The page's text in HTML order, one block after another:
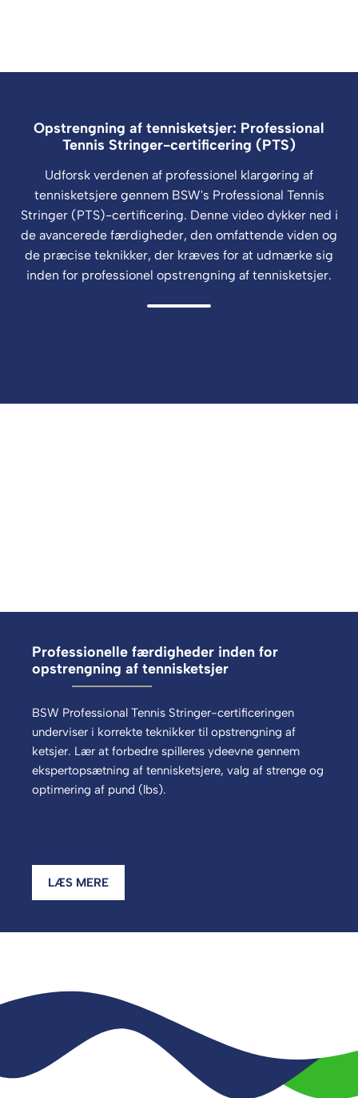
Opstrengning af tennisketsjer: Professional
Tennis Stringer-certificering (PTS)
Udforsk verdenen af professionel klargøring af
tennisketsjere gennem BSW's Professional Tennis
Stringer (PTS)-certificering. Denne video dykker ned i
de avancerede færdigheder, den omfattende viden og
de præcise teknikker, der kræves for at udmærke sig
inden for professionel opstrengning af tennisketsjer.
Professionelle færdigheder inden for
opstrengning af tennisketsjer
BSW Professional Tennis Stringer-certificeringen
underviser i korrekte teknikker til opstrengning af
ketsjer. Lær at forbedre spilleres ydeevne gennem
ekspertopsætning af tennisketsjere, valg af strenge og
optimering af pund (lbs).
LÆS MERE